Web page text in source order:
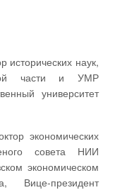
части и УМР
университет
совета НИИ
экономическом
Вице-президент